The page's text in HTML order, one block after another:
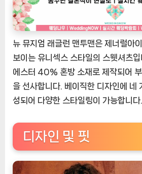
기
상
품]
제
너
럴
아
디
UNISEX
뉴
뮤
뉴 뮤지엄 래글런 맨투맨은 제너럴아
보이는 유니섹스 스타일의 스웻셔츠
에스터 40% 혼방 소재로 제작되어
을 선사합니다. 베이직한 디자인에 네
성되어 다양한 스타일링이 가능합니다.
디자인 및 핏